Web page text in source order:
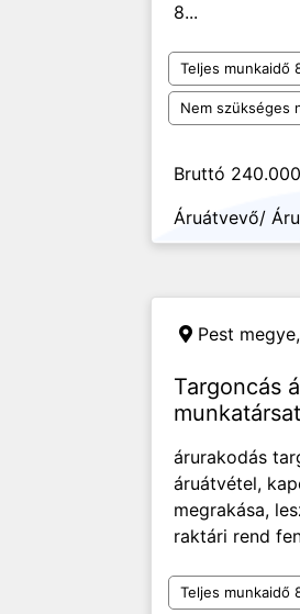
8...
Teljes munkaidő
Nem szükséges
Bruttó
Áruátvevő/
Pest megye,
Targoncás
árurakodás
áruátvétel,
megrakása,
raktári rend
Teljes munkaidő